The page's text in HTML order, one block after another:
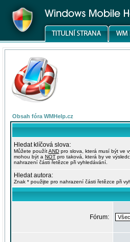
Obsah fóra WMHelp.cz
Hledat klíčová slova:
Můžete použítAND pro slova, která musí být ve
mohou být a NOT pro taková, která by ve
nahrazení části řetězce při vyhledávání.
Hledat autora:
Znak * použijte pro nahrazení části řetězce při
Fórum: